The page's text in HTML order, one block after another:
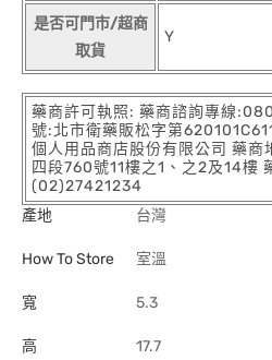
是否可門市/超商
取貨
Y
藥商許可執照: 藥商諮詢專線
號:北市衛藥販松字第
個人用品商店股份有限公司 藥商
四段760號11樓之1、之2及14樓
(02)27421234
產地
台灣
How To Store 室溫
寬 5.3
高 17.7